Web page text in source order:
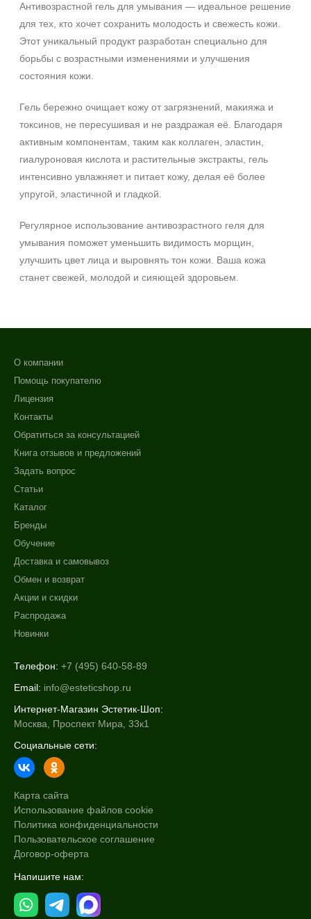
После 20
Действие
Восстановление
Осветление
Показать еще
Возрастные изменения
Гиперкератоз
Результат
Ровный тон
Веки
Декольте
Лицо
Показать еще
150 мл
300 мл
Ингредиенты
Время применения
Процедура
Демакияж
Антивозрастной гель для умывания — идеальное решение
для тех, кто хочет сохранить молодость и свежесть кожи.
Этот уникальный продукт разработан специально для
борьбы с возрастными изменениями и улучшения
состояния кожи.
Гель бережно очищает кожу от загрязнений, макияжа и
токсинов, не пересушивая и не раздражая её. Благодаря
активным компонентам, таким как коллаген, эластин,
гиалуроновая кислота и растительные экстракты, гель
интенсивно увлажняет и питает кожу, делая её более
упругой, эластичной и гладкой.
Регулярное использование антивозрастного геля для
умывания поможет уменьшить видимость морщин,
улучшить цвет лица и выровнять тон кожи. Ваша кожа
станет свежей, молодой и сияющей здоровьем.
О компании
Помощь покупателю
Лицензия
Контакты
Обратиться за консультацией
Книга отзывов и предложений
Задать вопрос
Статьи
Каталог
Бренды
Обучение
Доставка и самовывоз
Обмен и возврат
Акции и скидки
Распродажа
Новинки
Телефон: +7 (495) 640-58-89
Email: info@esteticshop.ru
Интернет-Магазин Эстетик-Шоп:
Москва, Проспект Мира, 33к1
Социальные сети:
Карта сайта
Использование файлов cookie
Политика конфиденциальности
Пользовательское соглашение
Договор-оферта
Напишите нам:
Не показывать предложение о консультации
+7 (495) 640-58-89
+7 (929) 933-09-89